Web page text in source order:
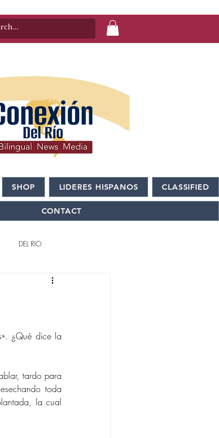
SHOP LIDERES HISPANOS CLASSIFIED
CONTACT
DEL RIO
¿Qué dice la
tardo para
toda
la cual